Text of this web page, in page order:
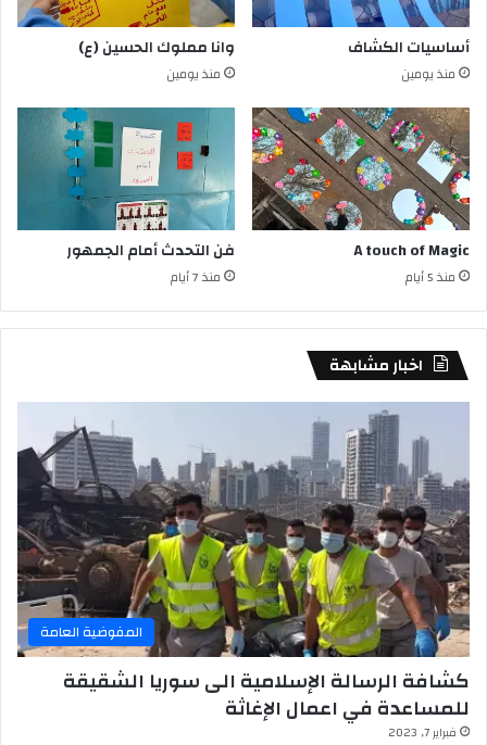
أساسيات الكشاف
منذ يومين
وانا مملوك الحسين (ع)
منذ يومين
A touch of Magic
منذ 5 أيام
فن التحدث أمام الجمهور
منذ 7 أيام
اخبار مشابهة
المفوضية العامة
كشافة الرسالة الإسلامية الى سوريا الشقيقة
للمساعدة في اعمال الإغاثة
فبراير 7, 2023